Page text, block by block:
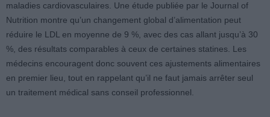
maladies cardiovasculaires. Une étude publiée par le Journal of
Nutrition montre qu’un changement global d’alimentation peut
réduire le LDL en moyenne de 9 %, avec des cas allant jusqu’à 30
%, des résultats comparables à ceux de certaines statines. Les
médecins encouragent donc souvent ces ajustements alimentaires
en premier lieu, tout en rappelant qu’il ne faut jamais arrêter seul
un traitement médical sans conseil professionnel.